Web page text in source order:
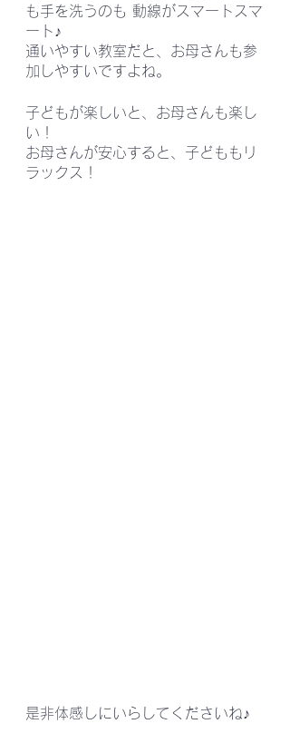
も手を洗うのも 動線がスマートスマ
ート♪
通いやすい教室だと、お母さんも参
加しやすいですよね。
子どもが楽しいと、お母さんも楽し
い！
お母さんが安心すると、子どももリ
ラックス！
是非体感しにいらしてくださいね♪